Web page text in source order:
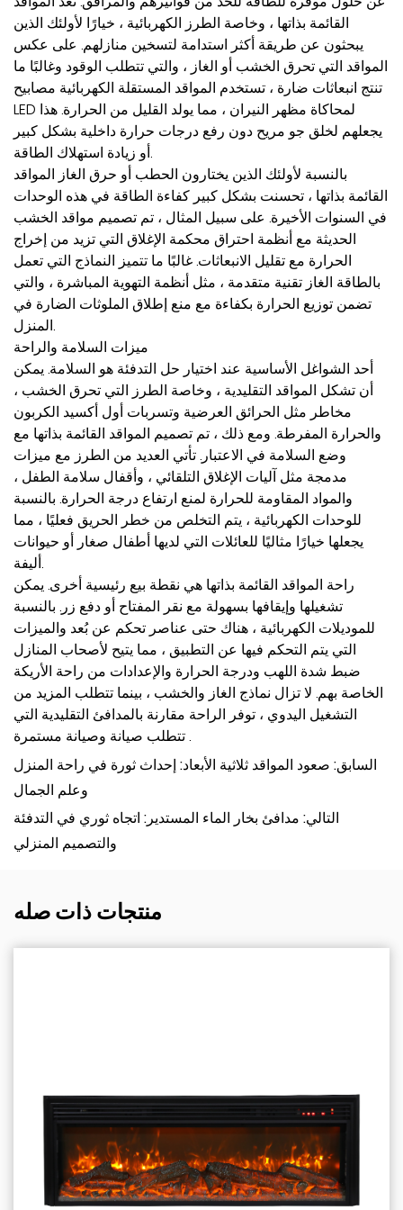
القائمة بذاتها ، وخاصة الطرز الكهربائية ، خيارًا لأولئك الذين
يبحثون عن طريقة أكثر استدامة لتسخين منازلهم. على عكس
المواقد التي تحرق الخشب أو الغاز ، والتي تتطلب الوقود وغالبًا ما
تنتج انبعاثات ضارة ، تستخدم المواقد المستقلة الكهربائية مصابيح
LED لمحاكاة مظهر النيران ، مما يولد القليل من الحرارة. هذا
يجعلهم لخلق جو مريح دون رفع درجات حرارة داخلية بشكل كبير
أو زيادة استهلاك الطاقة.
بالنسبة لأولئك الذين يختارون الحطب أو حرق الغاز المواقد
القائمة بذاتها ، تحسنت بشكل كبير كفاءة الطاقة في هذه الوحدات
في السنوات الأخيرة. على سبيل المثال ، تم تصميم مواقد الخشب
الحديثة مع أنظمة احتراق محكمة الإغلاق التي تزيد من إخراج
الحرارة مع تقليل الانبعاثات. غالبًا ما تتميز النماذج التي تعمل
بالطاقة الغاز تقنية متقدمة ، مثل أنظمة التهوية المباشرة ، والتي
تضمن توزيع الحرارة بكفاءة مع منع إطلاق الملوثات الضارة في
المنزل.
ميزات السلامة والراحة
أحد الشواغل الأساسية عند اختيار حل التدفئة هو السلامة. يمكن
أن تشكل المواقد التقليدية ، وخاصة الطرز التي تحرق الخشب ،
مخاطر مثل الحرائق العرضية وتسربات أول أكسيد الكربون
والحرارة المفرطة. ومع ذلك ، تم تصميم المواقد القائمة بذاتها مع
وضع السلامة في الاعتبار. تأتي العديد من الطرز مع ميزات
مدمجة مثل آليات الإغلاق التلقائي ، وأقفال سلامة الطفل ،
والمواد المقاومة للحرارة لمنع ارتفاع درجة الحرارة. بالنسبة
للوحدات الكهربائية ، يتم التخلص من خطر الحريق فعليًا ، مما
يجعلها خيارًا مثاليًا للعائلات التي لديها أطفال صغار أو حيوانات
أليفة.
راحة المواقد القائمة بذاتها هي نقطة بيع رئيسية أخرى. يمكن
تشغيلها وإيقافها بسهولة مع نقر المفتاح أو دفع زر. بالنسبة
للموديلات الكهربائية ، هناك حتى عناصر تحكم عن بُعد والميزات
التي يتم التحكم فيها عن التطبيق ، مما يتيح لأصحاب المنازل
ضبط شدة اللهب ودرجة الحرارة والإعدادات من راحة الأريكة
الخاصة بهم. لا تزال نماذج الغاز والخشب ، بينما تتطلب المزيد من
التشغيل اليدوي ، توفر الراحة مقارنة بالمدافئ التقليدية التي
تتطلب صيانة وصيانة مستمرة .
السابق: صعود المواقد ثلاثية الأبعاد: إحداث ثورة في راحة المنزل
وعلم الجمال
التالي: مدافئ بخار الماء المستدير: اتجاه ثوري في التدفئة
والتصميم المنزلي
منتجات ذات صله